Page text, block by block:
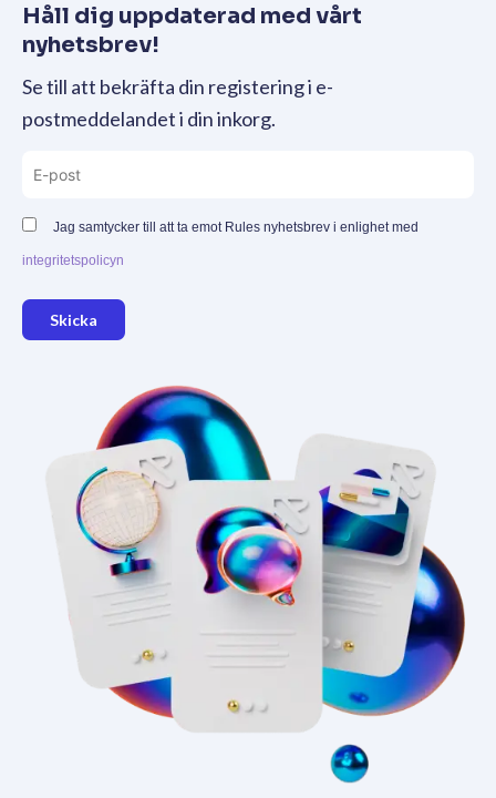
Håll dig uppdaterad med vårt
nyhetsbrev!
Se till att bekräfta din registering i e-
postmeddelandet i din inkorg.
Jag samtycker till att ta emot Rules nyhetsbrev i enlighet med
integritetspolicyn
Skicka